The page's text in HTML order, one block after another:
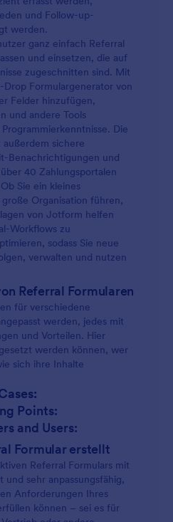
und Follow-up-
werden.
ganz einfach Referral
und einsetzen, die auf
zugeschnitten sind. Mit
Formulargenerator von
Felder hinzufügen,
und andere Tools
Die
sichere
Benachrichtigungen und
40 Zahlungsportalen
Sie ein kleines
Organisation führen,
von Jotform helfen
Workflows zu
sodass Sie neue
verwalten und nutzen
Referral Formularen
für verschiedene
werden, jedes mit
und Vorteilen. Hier
werden können, wer
sich ihre Inhalte
Points:
and Users:
Formular erstellt
Referral Formulars mit
sehr anpassungsfähig,
Anforderungen Ihres
können – sei es für